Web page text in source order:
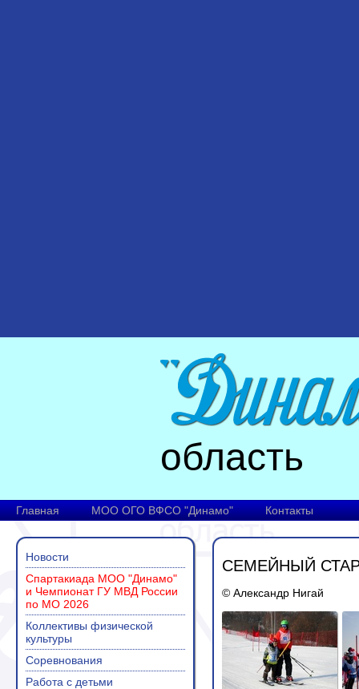
область
Главная МОО ОГО ВФСО "Динамо" Контакты
Новости
Спартакиада МОО "Динамо"
и Чемпионат ГУ МВД России
по МО 2026
Коллективы физической
культуры
Соревнования
Работа с детьми
СЕМЕЙНЫЙ
© Александр Нигай